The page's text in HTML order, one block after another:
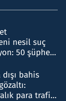
nesil suç
50 şüpheli
bahis
para trafiği